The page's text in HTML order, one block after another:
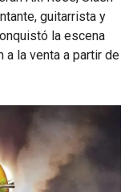
guitarrista y
la escena
a la venta a partir de